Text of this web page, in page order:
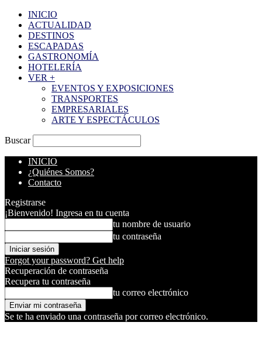
INICIO
ACTUALIDAD
DESTINOS
ESCAPADAS
GASTRONOMÍA
HOTELERÍA
VER +
EVENTOS Y EXPOSICIONES
TRANSPORTES
EMPRESARIALES
ARTE Y ESPECTÁCULOS
Buscar
INICIO
¿Quiénes Somos?
Contacto
Registrarse
¡Bienvenido! Ingresa en tu cuenta
tu nombre de usuario
tu contraseña
Forgot your password? Get help
Recuperación de contraseña
Recupera tu contraseña
tu correo electrónico
Se te ha enviado una contraseña por correo electrónico.